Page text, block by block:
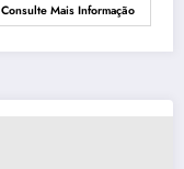
Consulte Mais Informação